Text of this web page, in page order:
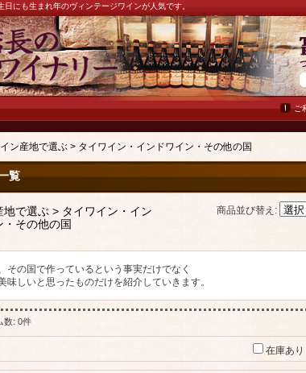
にも生まれ年のヴィンテージワインが人気です。
ご
ン産地で選ぶ > タイワイン・インドワイン・その他の国
覧
地で選ぶ > タイワイン・イン
・その他の国
商品並び替え :
その国で作っているという事実だけでなく
味しいと思ったものだけを紹介していきます。
数: 0件
在庫あり